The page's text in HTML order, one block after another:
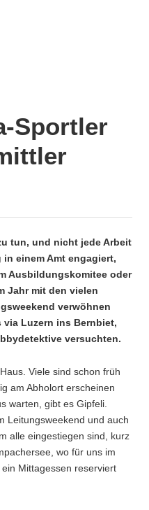
Sportler
tun, und nicht jede Arbeit
einem Amt engagiert,
Ausbildungskomitee oder
Jahr mit den vielen
verwöhnen
via Luzern ins Bernbiet,
versuchten.
Viele sind schon früh
am Abholort erscheinen
warten, gibt es Gipfeli.
Leitungsweekend und auch
alle eingestiegen sind, kurz
wo für uns im
Mittagessen reserviert